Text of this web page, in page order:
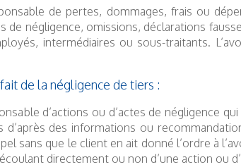
de pertes, dommages, frais ou
de négligence, omissions, déclarations
intermédiaires ou sous-traitants.
de la négligence de tiers :
d’actions ou d’actes de négligence
d’après des informations ou
sans que le client en ait donné l’ordre à
directement ou non d’une action ou